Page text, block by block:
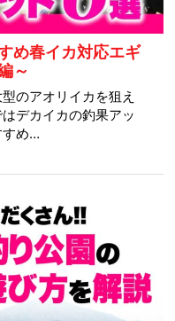
め春イカ対応エギ
～
のアオリイカを狙え
デカイカの釣果アッ
すめ…